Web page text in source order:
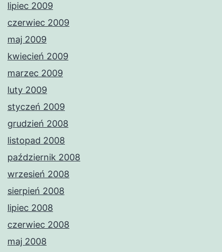
lipiec 2009
czerwiec 2009
maj 2009
kwiecień 2009
marzec 2009
luty 2009
styczeń 2009
grudzień 2008
listopad 2008
październik 2008
wrzesień 2008
sierpień 2008
lipiec 2008
czerwiec 2008
maj 2008